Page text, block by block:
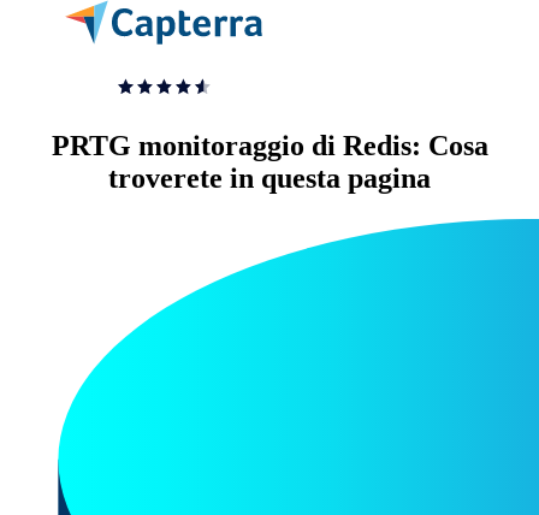
PRTG monitoraggio di Redis: Cosa
troverete in questa pagina